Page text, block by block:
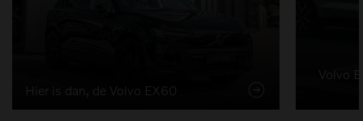
Hier is dan, de Volvo EX60
Volvo